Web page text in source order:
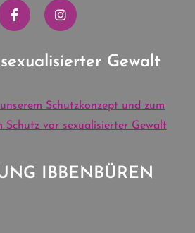
Gewalt
Schutzkonzept und zum
Schutz vor sexualisierter Gewalt
IBBENBÜREN